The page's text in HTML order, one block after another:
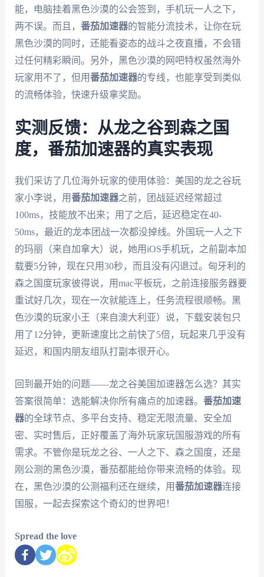
能，电脑挂着黑色沙漠的公会签到，手机玩一人之下，
两不误。而且， 番茄加速器的智能分流技术，让你在玩
黑色沙漠的同时，还能看姿态的战斗之夜直播，不会错
过任何精彩瞬间。另外，黑色沙漠的网吧特权虽然海外
玩家用不了，但用番茄加速器的专线，也能享受到类似
的流畅体验，快速升级拿奖励。
实测反馈：从龙之谷到森之国
度，番茄加速器的真实表现
我们采访了几位海外玩家的使用体验：美国的龙之谷玩
家小李说，用番茄加速器之前，团战延迟经常超过
100ms，技能放不出来；用了之后，延迟稳定在40-
50ms，最近的龙本团战一次都没掉线。外国玩一人之下
的玛丽（来自加拿大）说，她用iOS手机玩，之前副本加
载要5分钟，现在只用30秒，而且没有闪退过。匈牙利的
森之国度玩家彼得说，用mac平板玩，之前连接服务器要
重试好几次，现在一次就能连上，任务流程很顺畅。黑
色沙漠的玩家小王（来自澳大利亚）说，下载安装包只
用了12分钟，更新速度比之前快了5倍，玩起来几乎没有
延迟，和国内朋友组队打副本很开心。
回到最开始的问题——龙之谷美国加速器怎么选？其实
答案很简单：选能解决你所有痛点的加速器。 番茄加速
器的全球节点、多平台支持、稳定无限流量、安全加
密、实时售后，正好覆盖了海外玩家玩国服游戏的所有
需求。不管你是玩龙之谷、一人之下、森之国度，还是
刚公测的黑色沙漠，番茄都能给你带来流畅的体验。现
在，黑色沙漠的公测福利还在继续，用番茄加速器连接
国服，一起去探索这个奇幻的世界吧！
Spread the love